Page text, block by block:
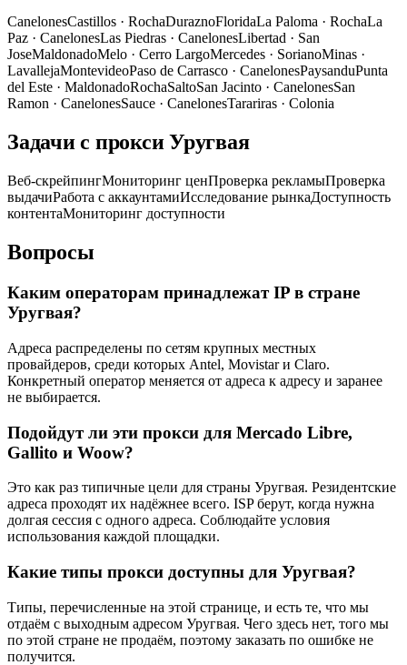
CanelonesCastillos · RochaDuraznoFloridaLa Paloma · RochaLa
Paz · CanelonesLas Piedras · CanelonesLibertad · San
JoseMaldonadoMelo · Cerro LargoMercedes · SorianoMinas ·
LavallejaMontevideoPaso de Carrasco · CanelonesPaysanduPunta
del Este · MaldonadoRochaSaltoSan Jacinto · CanelonesSan
Ramon · CanelonesSauce · CanelonesTarariras · Colonia
Задачи с прокси Уругвая
Веб-скрейпингМониторинг ценПроверка рекламыПроверка
выдачиРабота с аккаунтамиИсследование рынкаДоступность
контентаМониторинг доступности
Вопросы
Каким операторам принадлежат IP в стране
Уругвая?
Адреса распределены по сетям крупных местных
провайдеров, среди которых Antel, Movistar и Claro.
Конкретный оператор меняется от адреса к адресу и заранее
не выбирается.
Подойдут ли эти прокси для Mercado Libre,
Gallito и Woow?
Это как раз типичные цели для страны Уругвая. Резидентские
адреса проходят их надёжнее всего. ISP берут, когда нужна
долгая сессия с одного адреса. Соблюдайте условия
использования каждой площадки.
Какие типы прокси доступны для Уругвая?
Типы, перечисленные на этой странице, и есть те, что мы
отдаём с выходным адресом Уругвая. Чего здесь нет, того мы
по этой стране не продаём, поэтому заказать по ошибке не
получится.